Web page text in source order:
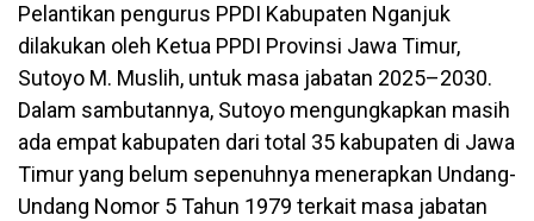
Pelantikan pengurus PPDI Kabupaten Nganjuk
dilakukan oleh Ketua PPDI Provinsi Jawa Timur,
Sutoyo M. Muslih, untuk masa jabatan 2025–2030.
Dalam sambutannya, Sutoyo mengungkapkan masih
ada empat kabupaten dari total 35 kabupaten di Jawa
Timur yang belum sepenuhnya menerapkan Undang-
Undang Nomor 5 Tahun 1979 terkait masa jabatan